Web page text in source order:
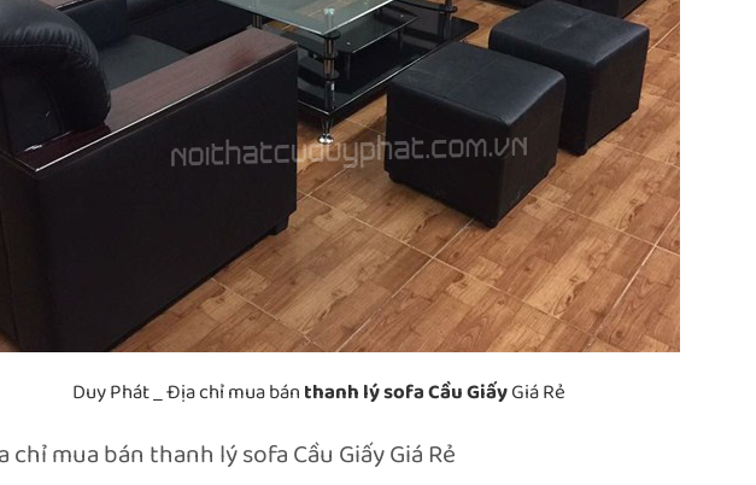
Duy Phát _ Địa chỉ mua bánthanh lý sofa Cầu GiấyGiá Rẻ
chỉ mua bán thanh lý sofa Cầu Giấy Giá Rẻ